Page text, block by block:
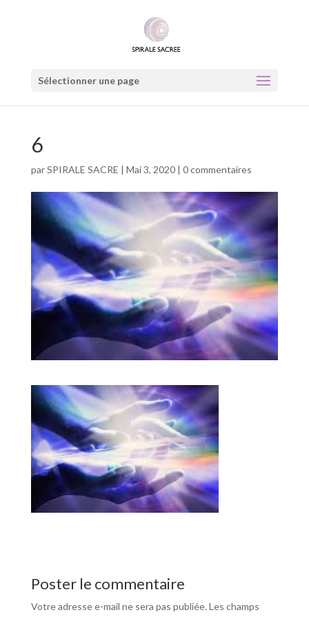
Sélectionner une page
6
parSPIRALE SACRE | Mai 3, 2020| 0 commentaires
Poster le commentaire
Votre adresse e-mail ne sera pas publiée. Les champs